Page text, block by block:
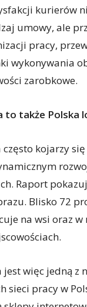
kurierów
umowy, ale
pracy,
wykonywania
zarobkowe.
to także Polska
kojarzy
Raport
Blisko 72
na wsi oraz w
więc jedną z
sieci pracy w